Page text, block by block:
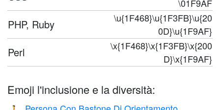
\01F9AF
PHP, Ruby
\u{1F468}\u{1F3FB}\u{20
0D}\u{1F9AF}
Perl
\x{1F468}\x{1F3FB}\x{200
D}\x{1F9AF}
Emoji l'inclusione e la diversità: